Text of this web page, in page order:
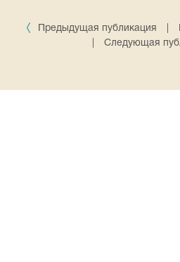
Предыдущая публикация
Следующая